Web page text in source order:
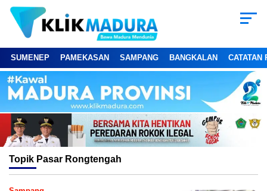
SUMENEP PAMEKASAN SAMPANG BANGKALAN CATATAN
Topik Pasar Rongtengah